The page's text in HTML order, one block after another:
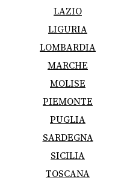
LAZIO
LIGURIA
LOMBARDIA
MARCHE
MOLISE
PIEMONTE
PUGLIA
SARDEGNA
SICILIA
TOSCANA